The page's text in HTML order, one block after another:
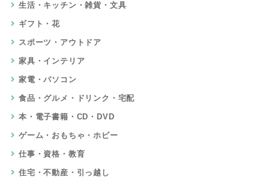
生活・キッチン・雑貨・文具
ギフト・花
スポーツ・アウトドア
家具・インテリア
家電・パソコン
食品・グルメ・ドリンク・宅配
本・電子書籍・CD・DVD
ゲーム・おもちゃ・ホビー
仕事・資格・教育
住宅・不動産・引っ越し